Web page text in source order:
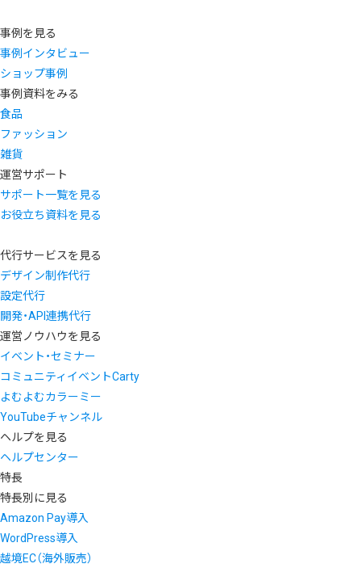
事例を見る
事例インタビュー
ショップ事例
事例資料をみる
食品
ファッション
雑貨
運営サポート
サポート一覧を見る
お役立ち資料を見る
代行サービスを見る
デザイン制作代行
設定代行
開発・API連携代行
運営ノウハウを見る
イベント・セミナー
コミュニティイベントCarty
よむよむカラーミー
YouTubeチャンネル
ヘルプを見る
ヘルプセンター
特長
特長別に見る
Amazon Pay導入
WordPress導入
越境EC（海外販売）